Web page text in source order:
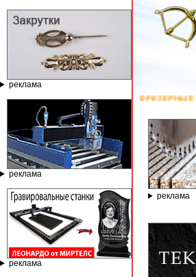
реклама
реклама
реклама
И ФРЕЗЕРНЫЕ СТАНКИ ПО КАМНЮ ОТ
реклама